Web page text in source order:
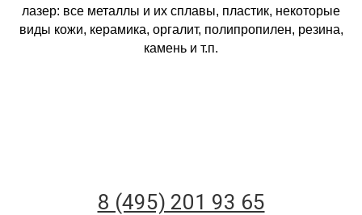
лазер: все металлы и их сплавы, пластик, некоторые
виды кожи, керамика, оргалит, полипропилен, резина,
камень и т.п.
8 (495) 201 93 65